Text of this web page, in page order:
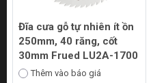
Đĩa cưa gỗ tự nhiên ít ồn
250mm, 40 răng, cốt
30mm Frued LU2A-1700
Thêm vào báo giá